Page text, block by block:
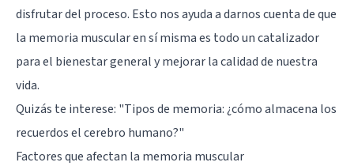
disfrutar del proceso. Esto nos ayuda a darnos cuenta de que
la memoria muscular en sí misma es todo un catalizador
para el bienestar general y mejorar la calidad de nuestra
vida.
Quizás te interese: "Tipos de memoria: ¿cómo almacena los
recuerdos el cerebro humano?"
Factores que afectan la memoria muscular